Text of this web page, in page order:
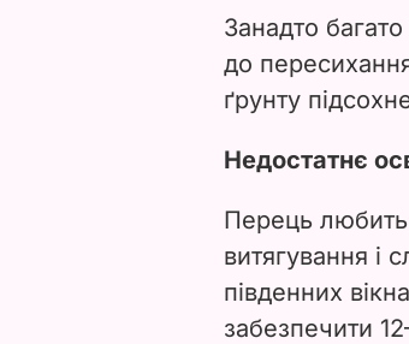
Занадто
до
ґрунту
Недостатнє
Перець любить
витягування і
південних
забезпечити